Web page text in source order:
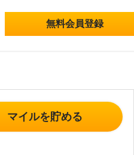
無料会員登録
マイルを貯める